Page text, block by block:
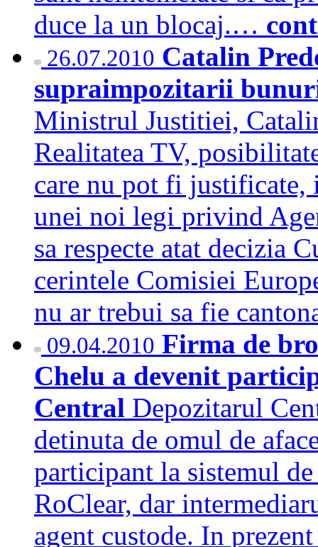
duce la un blocaj.…
26.07.2010 Catalin
supraimpozitarii
Ministrul Justitiei,
Realitatea TV,
care nu pot fi
unei noi legi privind
sa respecte atat decizia
cerintele Comisiei
nu ar trebui sa fie
09.04.2010 Firma de
Chelu a devenit
Central Depozitarul
detinuta de omul de
participant la sistemul
RoClear, dar
agent custode. In